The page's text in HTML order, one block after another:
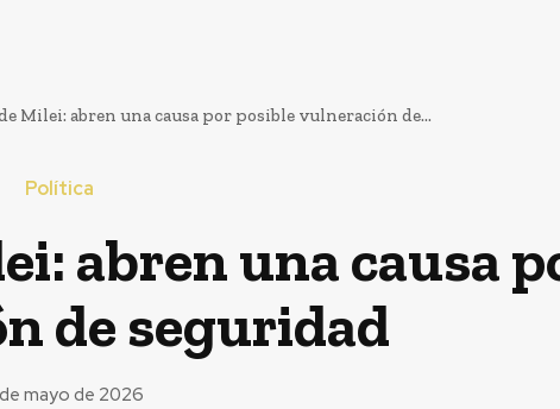
Milei: abren una causa por posible vulneración de...
Política
abren una causa
de seguridad
mayo de 2026